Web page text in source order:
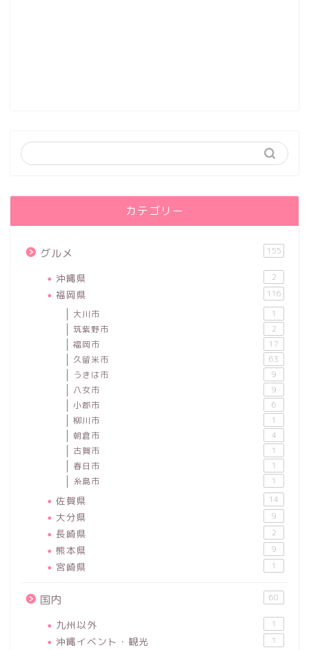
カテゴリー
グルメ 155
沖縄県 2
福岡県 116
大川市 1
筑紫野市 2
福岡市 17
久留米市 63
うきは市 9
八女市 9
小郡市 6
柳川市 1
朝倉市 4
古賀市 1
春日市 1
糸島市 1
佐賀県 14
大分県 9
長崎県 2
熊本県 9
宮崎県 1
国内 60
九州以外 1
沖縄イベント・観光 1